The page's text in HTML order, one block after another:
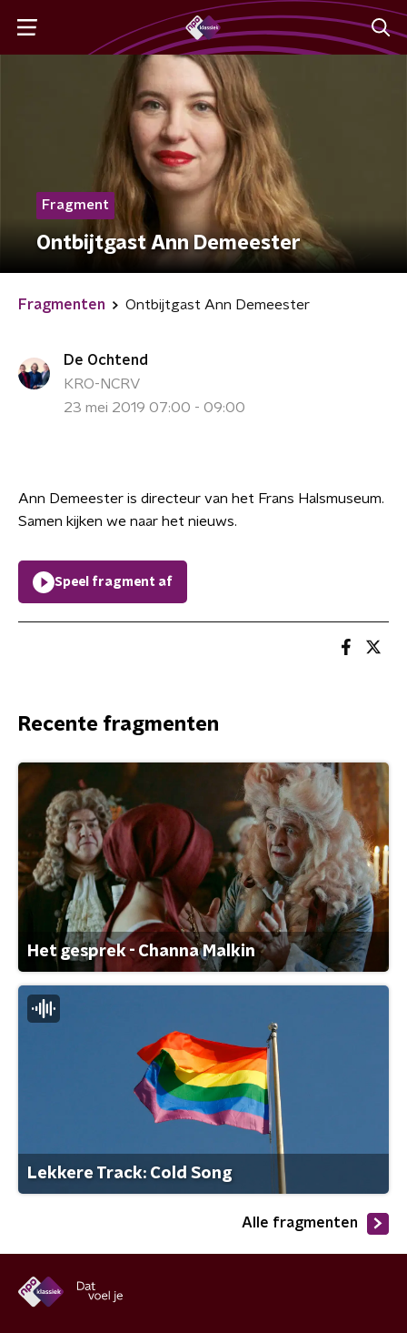
Fragment
Ontbijtgast Ann Demeester
Fragmenten Ontbijtgast Ann Demeester
De Ochtend
KRO-NCRV
23 mei 2019 07:00 - 09:00
Ann Demeester is directeur van het Frans Halsmuseum.
Samen kijken we naar het nieuws.
Speel fragment af
Recente fragmenten
Het gesprek - Channa Malkin
Lekkere Track: Cold Song
Alle fragmenten